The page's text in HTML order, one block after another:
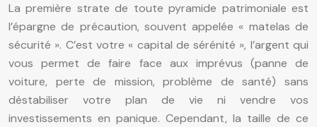
La première strate de toute pyramide patrimoniale est
l’épargne de précaution, souvent appelée « matelas de
sécurité ». C’est votre « capital de sérénité », l’argent qui
vous permet de faire face aux imprévus (panne de
voiture, perte de mission, problème de santé) sans
déstabiliser votre plan de vie ni vendre vos
investissements en panique. Cependant, la taille de ce